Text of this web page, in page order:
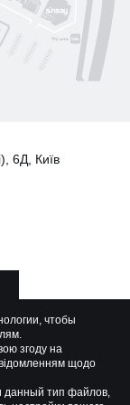
6Д, Київ
чтобы
згоду на
щодо
данный тип файлов,